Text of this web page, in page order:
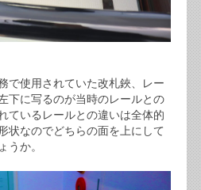
で使用されていた改札鋏、レー
下に写るのが当時のレールとの
ているレールとの違いは全体的
状なのでどちらの面を上にして
うか。